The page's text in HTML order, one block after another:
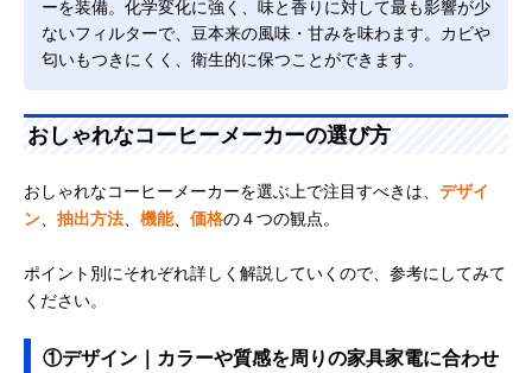
ーを装備。化学変化に強く、味と香りに対して最も影響が少
ないフィルターで、豆本来の風味・甘みを味わます。カビや
匂いもつきにくく、衛生的に保つことができます。
おしゃれなコーヒーメーカーの選び方
おしゃれなコーヒーメーカーを選ぶ上で注目すべきは、 デザイ
ン
抽出方法 機能、 価格の４つの観点。
ポイント別にそれぞれ詳しく解説していくので、参考にしてみて
ください。
①デザイン｜カラーや質感を周りの家具家電に合わせ